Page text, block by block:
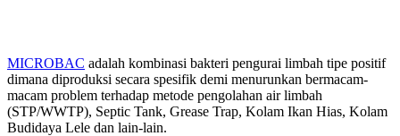
MICROBAC adalah kombinasi bakteri pengurai limbah tipe positif
dimana diproduksi secara spesifik demi menurunkan bermacam-
macam problem terhadap metode pengolahan air limbah
(STP/WWTP), Septic Tank, Grease Trap, Kolam Ikan Hias, Kolam
Budidaya Lele dan lain-lain.